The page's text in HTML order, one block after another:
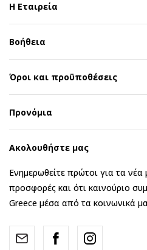
Η Εταιρεία
Βοήθεια
Όροι και προϋποθέσεις
Προνόμια
Ακολουθήστε μας
Ενημερωθείτε πρώτοι για τα νέα
προσφορές και ότι καινούριο
Greece μέσα από τα κοινωνικά